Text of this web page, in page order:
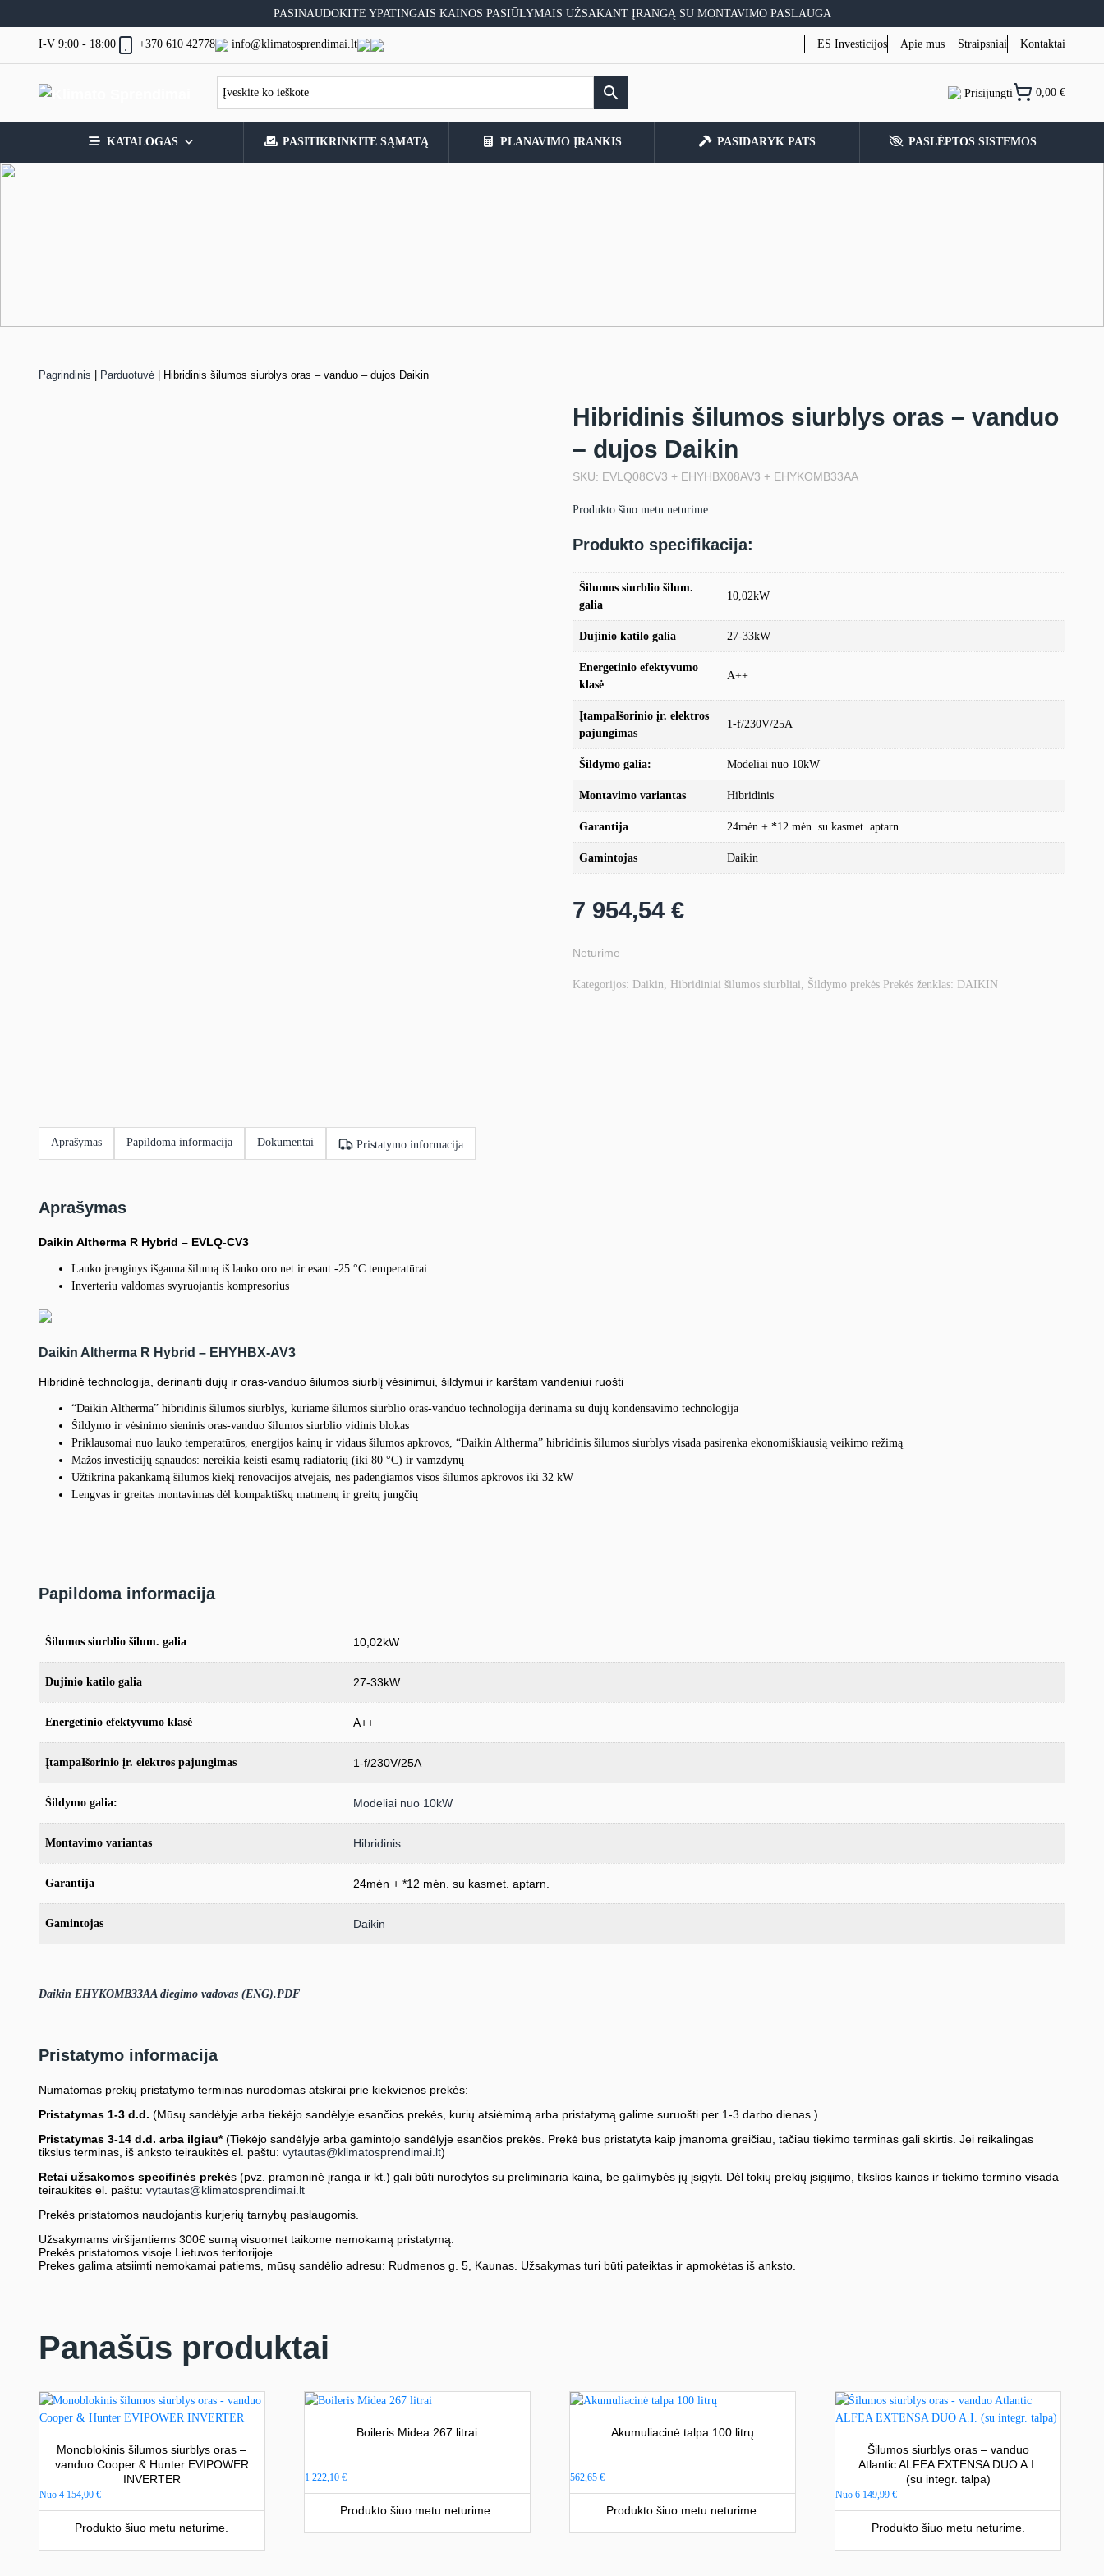
to
PASINAUDOKITE YPATINGAIS KAINOS PASIŪLYMAIS UŽSAKANT ĮRANGĄ SU MONTAVIMO PASLAUGA
I-V 9:00 - 18:00 +370 610 42778 info@klimatosprendimai.lt ES Investicijos Apie mus Straipsniai Kontaktai
Prisijungti 0,00 €
KATALOGAS PASITIKRINKITE SĄMATĄ PLANAVIMO ĮRANKIS PASIDARYK PATS PASLĖPTOS SISTEMOS
Pagrindinis Parduotuvė Hibridinis šilumos siurblys oras – vanduo – dujos Daikin
Hibridinis šilumos siurblys oras – vanduo
– dujos Daikin
SKU: EVLQ08CV3 + EHYHBX08AV3 + EHYKOMB33AA
Produkto šiuo metu neturime.
Produkto specifikacija:
Šilumos siurblio šilum.
galia
10,02kW
Dujinio katilo galia 27-33kW
Energetinio efektyvumo
klasė
A++
ĮtampaIšorinio įr. elektros
pajungimas
1-f/230V/25A
Šildymo galia: Modeliai nuo 10kW
Montavimo variantas Hibridinis
Garantija 24mėn + *12 mėn. su kasmet. aptarn.
Gamintojas Daikin
7 954,54 €
Neturime
Kategorijos: Daikin Hibridiniai šilumos siurbliai Šildymo prekės Prekės ženklas: DAIKIN
Aprašymas Papildoma informacija Dokumentai Pristatymo informacija
Aprašymas
Daikin Altherma R Hybrid – EVLQ-CV3
Lauko įrenginys išgauna šilumą iš lauko oro net ir esant -25 °C temperatūrai
Inverteriu valdomas svyruojantis kompresorius
Daikin Altherma R Hybrid – EHYHBX-AV3
Hibridinė technologija, derinanti dujų ir oras-vanduo šilumos siurblį vėsinimui, šildymui ir karštam vandeniui ruošti
“Daikin Altherma” hibridinis šilumos siurblys, kuriame šilumos siurblio oras-vanduo technologija derinama su dujų kondensavimo technologija
Šildymo ir vėsinimo sieninis oras-vanduo šilumos siurblio vidinis blokas
Priklausomai nuo lauko temperatūros, energijos kainų ir vidaus šilumos apkrovos, “Daikin Altherma” hibridinis šilumos siurblys visada pasirenka ekonomiškiausią veikimo režimą
Mažos investicijų sąnaudos: nereikia keisti esamų radiatorių (iki 80 °C) ir vamzdynų
Užtikrina pakankamą šilumos kiekį renovacijos atvejais, nes padengiamos visos šilumos apkrovos iki 32 kW
Lengvas ir greitas montavimas dėl kompaktiškų matmenų ir greitų jungčių
Papildoma informacija
Šilumos siurblio šilum. galia 10,02kW
Dujinio katilo galia 27-33kW
Energetinio efektyvumo klasė A++
ĮtampaIšorinio įr. elektros pajungimas 1-f/230V/25A
Šildymo galia: Modeliai nuo 10kW
Montavimo variantas Hibridinis
Garantija 24mėn + *12 mėn. su kasmet. aptarn.
Gamintojas Daikin
Daikin EHYKOMB33AA diegimo vadovas (ENG).PDF
Pristatymo informacija
Numatomas prekių pristatymo terminas nurodomas atskirai prie kiekvienos prekės:
Pristatymas 1-3 d.d. (Mūsų sandėlyje arba tiekėjo sandėlyje esančios prekės, kurių atsiėmimą arba pristatymą galime suruošti per 1-3 darbo dienas.)
Pristatymas 3-14 d.d. arba ilgiau*(Tiekėjo sandėlyje arba gamintojo sandėlyje esančios prekės. Prekė bus pristatyta kaip įmanoma greičiau, tačiau tiekimo terminas gali skirtis. Jei reikalingas
tikslus terminas, iš anksto teiraukitės el. paštu: vytautas@klimatosprendimai.lt)
Retai užsakomos specifinės prekės (pvz. pramoninė įranga ir kt.) gali būti nurodytos su preliminaria kaina, be galimybės jų įsigyti. Dėl tokių prekių įsigijimo, tikslios kainos ir tiekimo termino visada
teiraukitės el. paštu: vytautas@klimatosprendimai.lt
Prekės pristatomos naudojantis kurjerių tarnybų paslaugomis.
Užsakymams viršijantiems 300€ sumą visuomet taikome nemokamą pristatymą.
Prekės pristatomos visoje Lietuvos teritorijoje.
Prekes galima atsiimti nemokamai patiems, mūsų sandėlio adresu: Rudmenos g. 5, Kaunas. Užsakymas turi būti pateiktas ir apmokėtas iš anksto.
Panašūs produktai
Monoblokinis šilumos siurblys oras –
vanduo Cooper & Hunter EVIPOWER
INVERTER
Nuo 4 154,00 €
Produkto šiuo metu neturime.
Boileris Midea 267 litrai
1 222,10€
Produkto šiuo metu neturime.
Akumuliacinė talpa 100 litrų
562,65€
Produkto šiuo metu neturime.
Šilumos siurblys oras – vanduo
Atlantic ALFEA EXTENSA DUO A.I.
(su integr. talpa)
Nuo6 149,99€
Produkto šiuo metu neturime.